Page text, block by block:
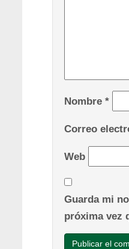
Nombre *
Correo
Web
Guarda mi
próxima vez